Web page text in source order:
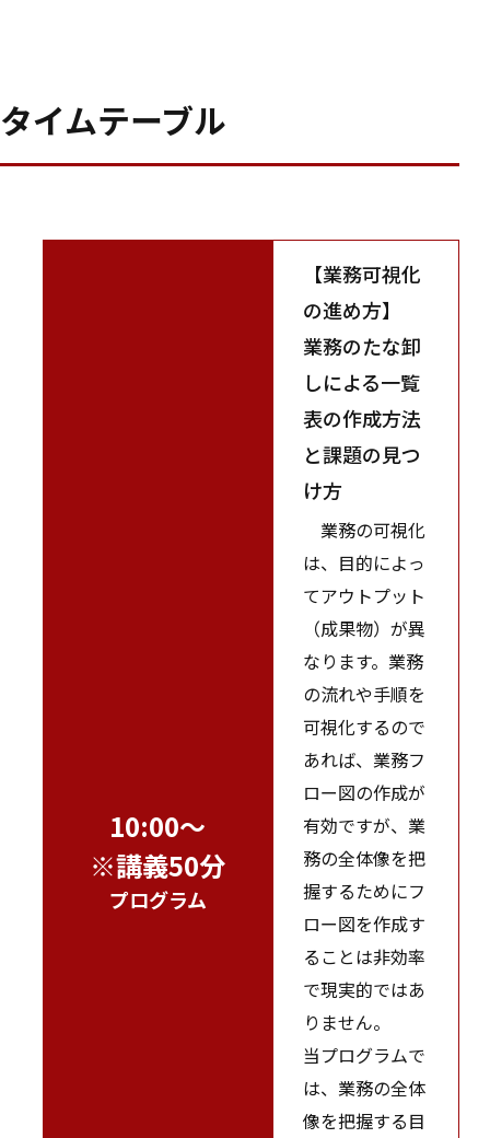
タイムテーブル
10:00～
※講義50分
プログラム
【業務可視化
の進め方】
業務のたな卸
しによる一覧
表の作成方法
と課題の見つ
け方
業務の可視化
は、目的によっ
てアウトプット
（成果物）が異
なります。業務
の流れや手順を
可視化するので
あれば、業務フ
ロー図の作成が
有効ですが、業
務の全体像を把
握するためにフ
ロー図を作成す
ることは非効率
で現実的ではあ
りません。
当プログラムで
は、業務の全体
像を把握する目